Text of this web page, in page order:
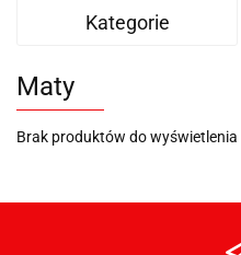
Kategorie
Maty
Brak produktów do wyświetlenia